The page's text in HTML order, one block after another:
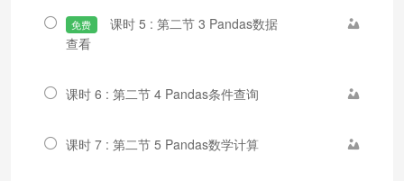
免费
课时 5 : 第二节 3 Pandas数据
查看
课时 6 : 第二节 4 Pandas条件查询
课时 7 : 第二节 5 Pandas数学计算